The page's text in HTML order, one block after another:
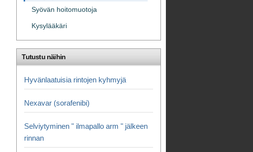
Syövän hoitomuotoja
Kysylääkäri
Tutustu näihin
Hyvänlaatuisia rintojen kyhmyjä
Nexavar (sorafenibi)
Selviytyminen " ilmapallo arm " jälkeen
rinnan